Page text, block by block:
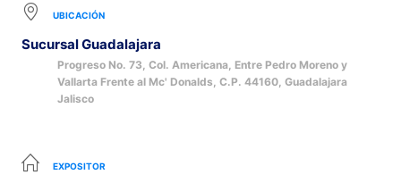
UBICACIÓN
Sucursal Guadalajara
Progreso No. 73, Col. Americana, Entre Pedro Moreno y
Vallarta Frente al Mc' Donalds, C.P. 44160, Guadalajara
Jalisco
EXPOSITOR